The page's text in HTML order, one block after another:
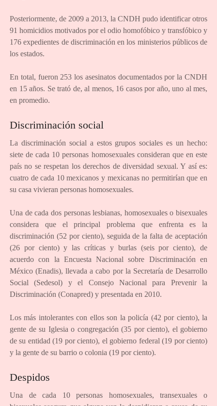
Posteriormente, de 2009 a 2013, la CNDH pudo identificar otros
91 homicidios motivados por el odio homofóbico y transfóbico y
176 expedientes de discriminación en los ministerios públicos de
los estados.
En total, fueron 253 los asesinatos documentados por la CNDH
en 15 años. Se trató de, al menos, 16 casos por año, uno al mes,
en promedio.
Discriminación social
La discriminación social a estos grupos sociales es un hecho:
siete de cada 10 personas homosexuales consideran que en este
país no se respetan los derechos de diversidad sexual. Y así es:
cuatro de cada 10 mexicanos y mexicanas no permitirían que en
su casa vivieran personas homosexuales.
Una de cada dos personas lesbianas, homosexuales o bisexuales
considera que el principal problema que enfrenta es la
discriminación (52 por ciento), seguida de la falta de aceptación
(26 por ciento) y las críticas y burlas (seis por ciento), de
acuerdo con la Encuesta Nacional sobre Discriminación en
México (Enadis), llevada a cabo por la Secretaría de Desarrollo
Social (Sedesol) y el Consejo Nacional para Prevenir la
Discriminación (Conapred) y presentada en 2010.
Los más intolerantes con ellos son la policía (42 por ciento), la
gente de su Iglesia o congregación (35 por ciento), el gobierno
de su entidad (19 por ciento), el gobierno federal (19 por ciento)
y la gente de su barrio o colonia (19 por ciento).
Despidos
Una de cada 10 personas homosexuales, transexuales o